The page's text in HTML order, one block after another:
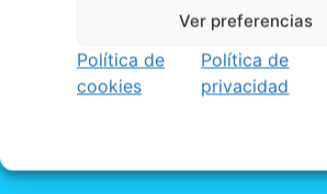
Ver preferencias
Política de
cookies
Política de
privacidad